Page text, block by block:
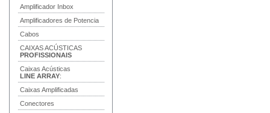
Amplificador Inbox
Amplificadores de Potencia
Cabos
CAIXAS ACÚSTICAS
PROFISSIONAIS
Caixas Acústicas
LINE ARRAY:
Caixas Amplificadas
Conectores